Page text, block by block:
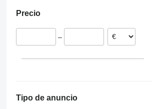
Precio
–
Tipo de anuncio